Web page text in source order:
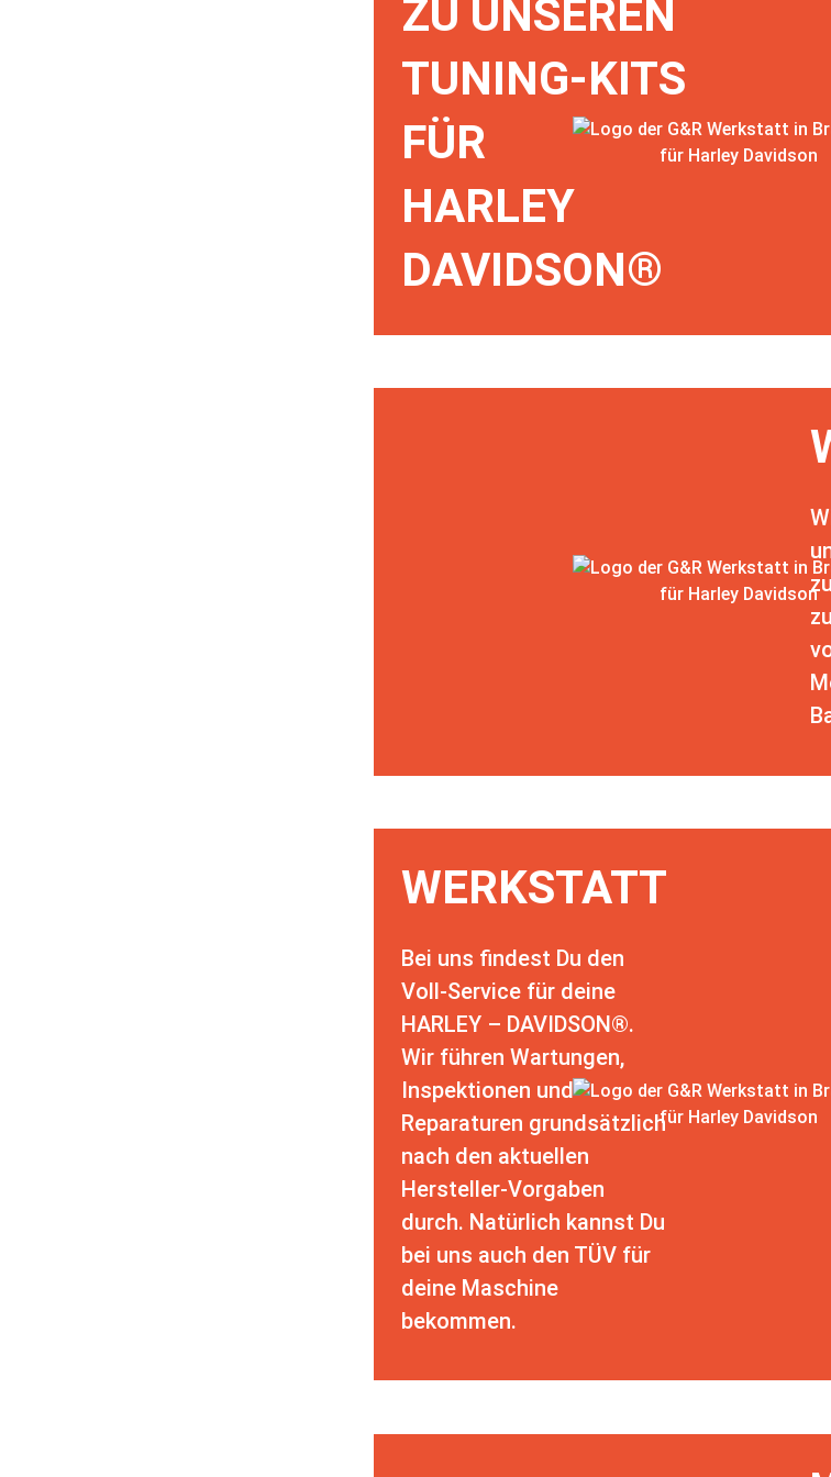
ZU UNSEREN
TUNING-KITS
FÜR
HARLEY
DAVIDSON®
WERKSTATT
Bei uns findest Du den
Voll-Service für deine
HARLEY – DAVIDSON®.
Wir führen Wartungen,
Inspektionen und
Reparaturen grundsätzlich
nach den aktuellen
Hersteller-Vorgaben
durch. Natürlich kannst Du
bei uns auch den TÜV für
deine Maschine
bekommen.